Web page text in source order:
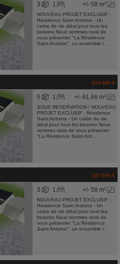
+/- 58 m²
3 1
NOUVEAU PROJET EXCLUSIF :
Résidence Saint Antoine - Un
cadre de vie idéal pour tous les
besoins Nous sommes ravis de
vous présenter "La Résidence
Saint Antoine", un ensemble i...
214 000 €
+/- 61,66 m²
5 1
SOUS RESERVATION ! NOUVEAU
PROJET EXCLUSIF : Résidence
Saint Antoine - Un cadre de vie
idéal pour tous les besoins Nous
sommes ravis de vous présenter
"La Résidence Saint Ant...
207 600 €
+/- 58 m²
3 1
NOUVEAU PROJET EXCLUSIF :
Résidence Saint Antoine - Un
cadre de vie idéal pour tous les
besoins Nous sommes ravis de
vous présenter "La Résidence
Saint Antoine", un ensemble i...